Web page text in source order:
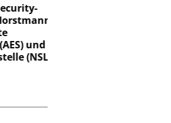
und
(NSL)